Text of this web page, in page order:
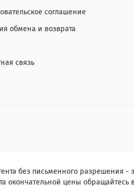
соглашение
обмена и возврата
связь
без письменного разрешения -
окончательной цены обращайтесь